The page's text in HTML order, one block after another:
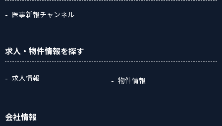
医事新報チャンネル
求人・物件情報を探す
求人情報 物件情報
会社情報